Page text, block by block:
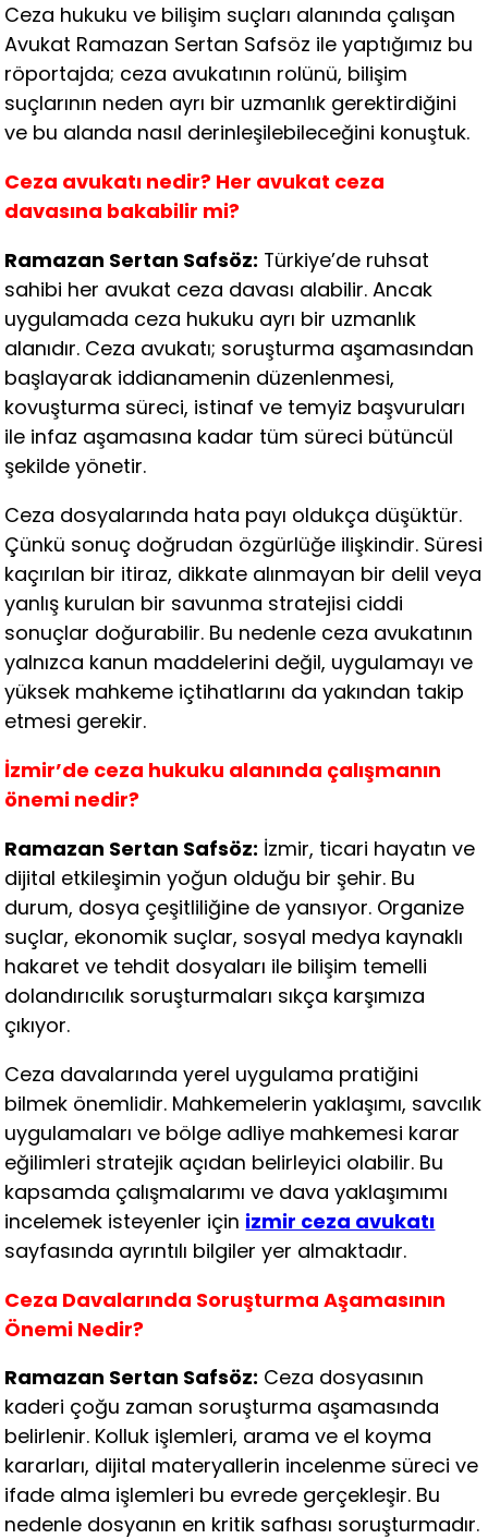
Ceza hukuku ve bilişim suçları alanında çalışan
Avukat Ramazan Sertan Safsöz ile yaptığımız bu
röportajda; ceza avukatının rolünü, bilişim
suçlarının neden ayrı bir uzmanlık gerektirdiğini
ve bu alanda nasıl derinleşilebileceğini konuştuk.
Ceza avukatı nedir? Her avukat ceza
davasına bakabilir mi?
Ramazan Sertan Safsöz: Türkiye’de ruhsat
sahibi her avukat ceza davası alabilir. Ancak
uygulamada ceza hukuku ayrı bir uzmanlık
alanıdır. Ceza avukatı; soruşturma aşamasından
başlayarak iddianamenin düzenlenmesi,
kovuşturma süreci, istinaf ve temyiz başvuruları
ile infaz aşamasına kadar tüm süreci bütüncül
şekilde yönetir.
Ceza dosyalarında hata payı oldukça düşüktür.
Çünkü sonuç doğrudan özgürlüğe ilişkindir. Süresi
kaçırılan bir itiraz, dikkate alınmayan bir delil veya
yanlış kurulan bir savunma stratejisi ciddi
sonuçlar doğurabilir. Bu nedenle ceza avukatının
yalnızca kanun maddelerini değil, uygulamayı ve
yüksek mahkeme içtihatlarını da yakından takip
etmesi gerekir.
İzmir’de ceza hukuku alanında çalışmanın
önemi nedir?
Ramazan Sertan Safsöz: İzmir, ticari hayatın ve
dijital etkileşimin yoğun olduğu bir şehir. Bu
durum, dosya çeşitliliğine de yansıyor. Organize
suçlar, ekonomik suçlar, sosyal medya kaynaklı
hakaret ve tehdit dosyaları ile bilişim temelli
dolandırıcılık soruşturmaları sıkça karşımıza
çıkıyor.
Ceza davalarında yerel uygulama pratiğini
bilmek önemlidir. Mahkemelerin yaklaşımı, savcılık
uygulamaları ve bölge adliye mahkemesi karar
eğilimleri stratejik açıdan belirleyici olabilir. Bu
kapsamda çalışmalarımı ve dava yaklaşımımı
incelemek isteyenler için izmir ceza avukatı
sayfasında ayrıntılı bilgiler yer almaktadır.
Ceza Davalarında Soruşturma Aşamasının
Önemi Nedir?
Ramazan Sertan Safsöz: Ceza dosyasının
kaderi çoğu zaman soruşturma aşamasında
belirlenir. Kolluk işlemleri, arama ve el koyma
kararları, dijital materyallerin incelenme süreci ve
ifade alma işlemleri bu evrede gerçekleşir. Bu
nedenle dosyanın en kritik safhası soruşturmadır.